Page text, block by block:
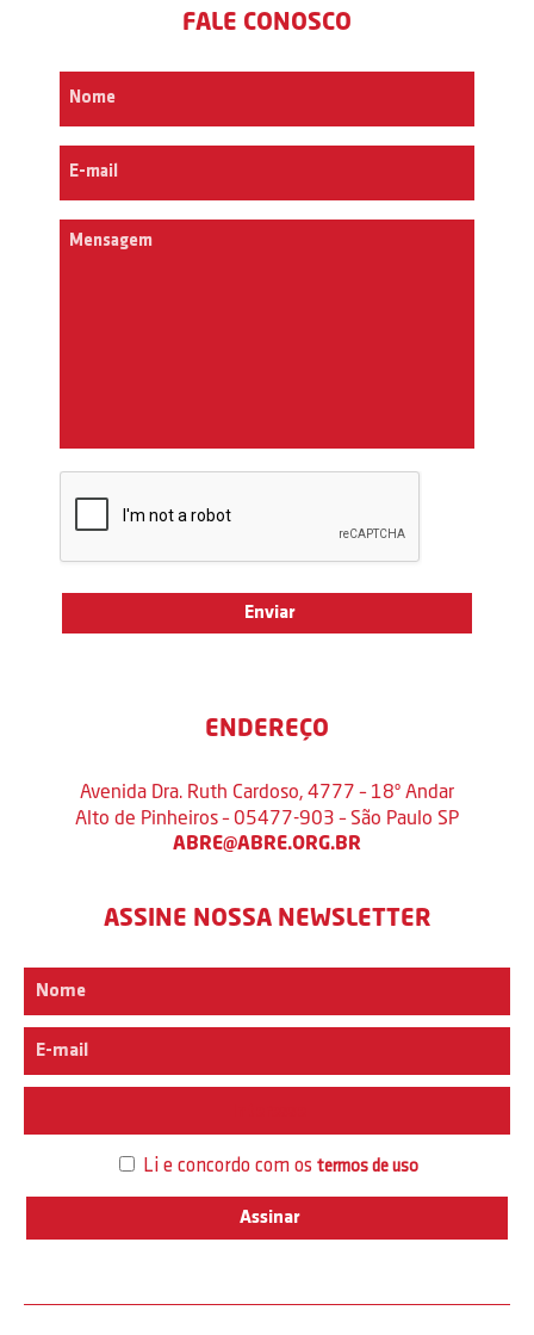
FALE CONOSCO
ENDEREÇO
Avenida Dra. Ruth Cardoso, 4777 – 18º Andar
Alto de Pinheiros – 05477-903 – São Paulo SP
ABRE@ABRE.ORG.BR
ASSINE NOSSA NEWSLETTER
Li e concordo com os termos de uso